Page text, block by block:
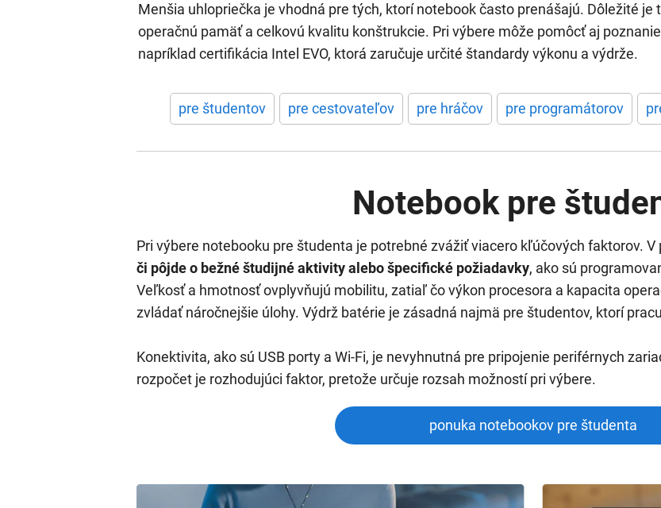
Menšia uhlopriečka je vhodná pre tých, ktorí notebook často prenášajú. Dôležité je
operačnú pamäť a celkovú kvalitu konštrukcie. Pri výbere môže pomôcť aj
napríklad certifikácia Intel EVO, ktorá zaručuje určité štandardy výkonu a výdrže.
pre študentov pre cestovateľov pre hráčov pre programátorov
Notebook pre
Pri výbere notebooku pre študenta je potrebné zvážiť viacero kľúčových faktorov. V
či pôjde o bežné študijné aktivity alebo špecifické požiadavky, ako sú
Veľkosť a hmotnosť ovplyvňujú mobilitu, zatiaľ čo výkon procesora a kapacita
zvládať náročnejšie úlohy. Výdrž batérie je zásadná najmä pre študentov, ktorí
Konektivita, ako sú USB porty a Wi-Fi, je nevyhnutná pre pripojenie periférnych
rozpočet je rozhodujúci faktor, pretože určuje rozsah možností pri výbere.
ponuka notebookov pre študenta